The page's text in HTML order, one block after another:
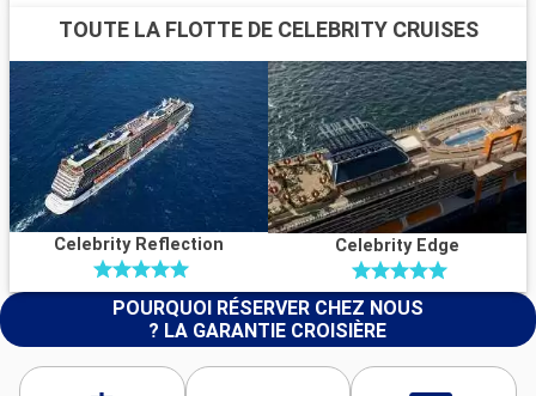
TOUTE LA FLOTTE DE CELEBRITY CRUISES
Celebrity Reflection Celebrity Edge
POURQUOI RÉSERVER CHEZ NOUS
? LA GARANTIE CROISIÈRE